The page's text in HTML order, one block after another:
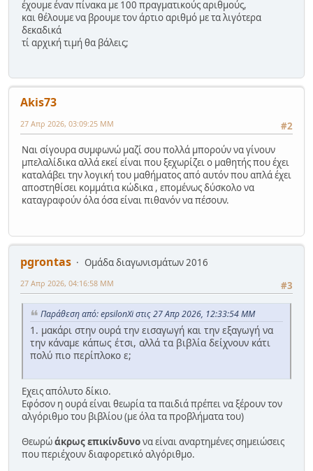
έχουμε έναν πίνακα με 100 πραγματικούς αριθμούς,
και θέλουμε να βρουμε τον άρτιο αριθμό με τα λιγότερα
δεκαδικά
τί αρχική τιμή θα βάλεις;
Akis73
#2
27 Απρ 2026, 03:09:25 ΜΜ
Ναι σίγουρα συμφωνώ μαζί σου πολλά μπορούν να γίνουν
μπελαλίδικα αλλά εκεί είναι που ξεχωρίζει ο μαθητής που έχει
καταλάβει την λογική του μαθήματος από αυτόν που απλά έχει
αποστηθίσει κομμάτια κώδικα , επομένως δύσκολο να
καταγραφούν όλα όσα είναι πιθανόν να πέσουν.
pgrontas
Ομάδα διαγωνισμάτων 2016
#3
27 Απρ 2026, 04:16:58 ΜΜ
Παράθεση από: epsilonXi στις 27 Απρ 2026, 12:33:54 ΜΜ
1. μακάρι στην ουρά την εισαγωγή και την εξαγωγή να
την κάναμε κάπως έτσι, αλλά τα βιβλία δείχνουν κάτι
πολύ πιο περίπλοκο ε;
Εχεις απόλυτο δίκιο.
Εφόσον η ουρά είναι θεωρία τα παιδιά πρέπει να ξέρουν τον
αλγόριθμο του βιβλίου (με όλα τα προβλήματα του)
Θεωρώάκρως επικίνδυνoνα είναι αναρτημένες σημειώσεις
που περιέχουν διαφορετικό αλγόριθμο.